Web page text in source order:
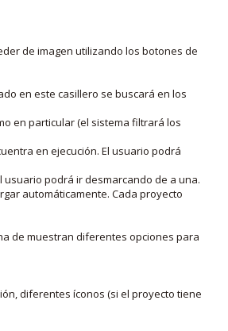
de imagen utilizando los botones de
en este casillero se buscará en los
en particular (el sistema filtrará los
en ejecución. El usuario podrá
podrá ir desmarcando de a una.
automáticamente. Cada proyecto
de muestran diferentes opciones para
diferentes íconos (si el proyecto tiene